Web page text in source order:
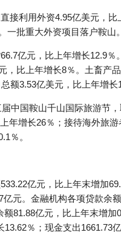
接利用外资4.95亿美元，
一批重大外资项目落户鞍山。
亿元，比上年增长12.9
，比上年增长8％。土畜产
额3.53亿美元，比上年增
中国鞍山千山国际旅游节
年增长26％；接待海外旅
％。
亿元，比上年末增加
元。金融机构各项贷款余
81.88亿元，比上年末增
％；现金支出